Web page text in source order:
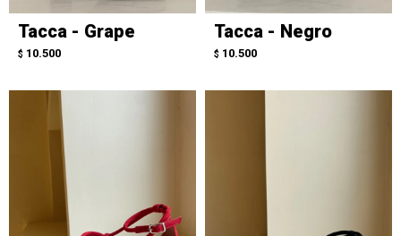
Tacca - Grape
$ 10.500
Tacca - Negro
$ 10.500